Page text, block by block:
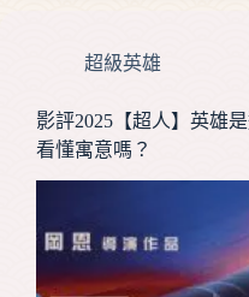
超級英雄
影評2025【超人】英雄
看懂寓意嗎？